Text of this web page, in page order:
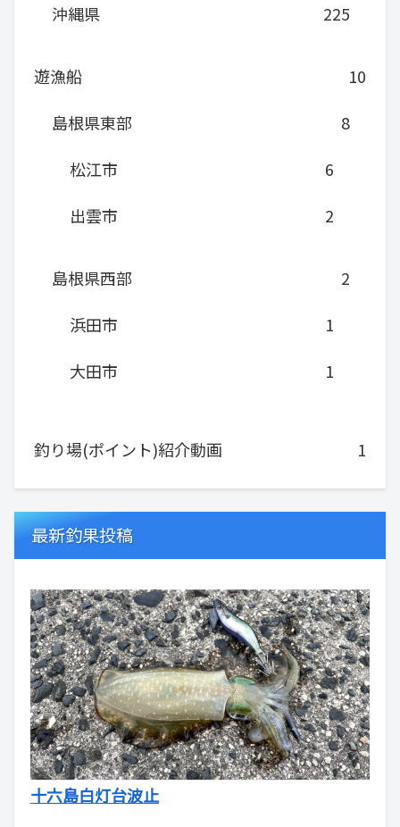
沖縄県
225
遊漁船
10
島根県東部
8
松江市
6
出雲市
2
島根県西部
2
浜田市
1
大田市
1
釣り場(ポイント)紹介動画 1
最新釣果投稿
十六島白灯台波止